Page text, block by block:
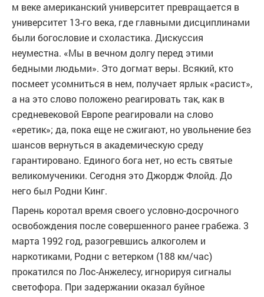
м веке американский университет превращается в
университет 13-го века, где главными дисциплинами
были богословие и схоластика. Дискуссия
неуместна. «Мы в вечном долгу перед этими
бедными людьми». Это догмат веры. Всякий, кто
посмеет усомниться в нем, получает ярлык «расист»,
а на это слово положено реагировать так, как в
средневековой Европе реагировали на слово
«еретик»; да, пока еще не сжигают, но увольнение без
шансов вернуться в академическую среду
гарантировано. Единого бога нет, но есть святые
великомученики. Сегодня это Джордж Флойд. До
него был Родни Кинг.
Парень коротал время своего условно-досрочного
освобождения после совершенного ранее грабежа. 3
марта 1992 год, разогревшись алкоголем и
наркотиками, Родни с ветерком (188 км/час)
прокатился по Лос-Анжелесу, игнорируя сигналы
светофора. При задержании оказал буйное